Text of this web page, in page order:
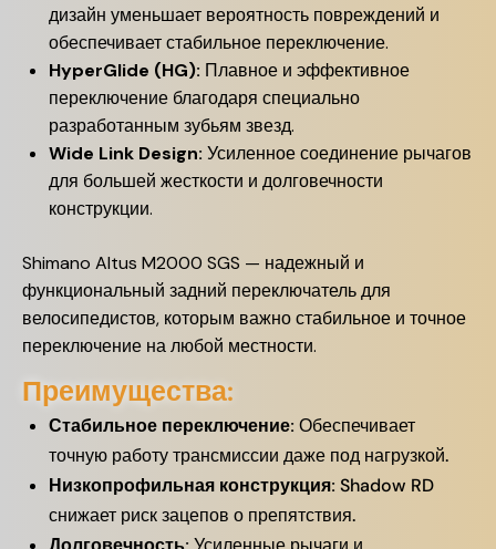
дизайн уменьшает вероятность повреждений и
обеспечивает стабильное переключение.
HyperGlide (HG): Плавное и эффективное
переключение благодаря специально
разработанным зубьям звезд.
Wide Link Design: Усиленное соединение рычагов
для большей жесткости и долговечности
конструкции.
Shimano Altus M2000 SGS — надежный и
функциональный задний переключатель для
велосипедистов, которым важно стабильное и точное
переключение на любой местности.
Преимущества:
Стабильное переключение: Обеспечивает
точную работу трансмиссии даже под нагрузкой.
Низкопрофильная конструкция: Shadow RD
снижает риск зацепов о препятствия.